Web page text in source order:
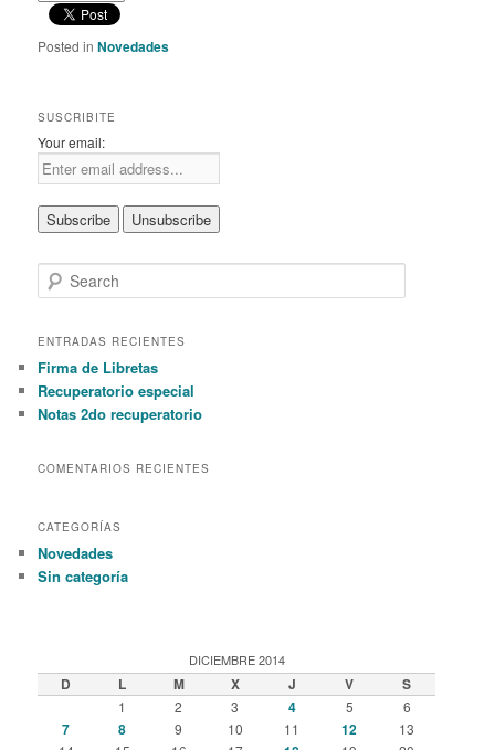
Posted in Novedades
SUSCRIBITE
Your email:
e
r
h
ENTRADAS RECIENTES
Firma de Libretas
Recuperatorio especial
Notas 2do recuperatorio
COMENTARIOS RECIENTES
CATEGORÍAS
Novedades
Sin categoría
DICIEMBRE 2014
D L M X J V S
1 2 3 4 5 6
7 8 9 10 11 12
13